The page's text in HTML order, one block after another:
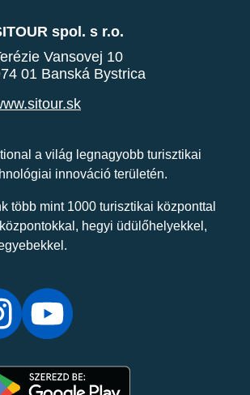
spol. s r.o.
Vansovej 10
01 Banská Bystrica
a világ legnagyobb turisztikai
innováció területén.
több mint 1000 turisztikai központtal
hegyi üdülőhelyekkel,